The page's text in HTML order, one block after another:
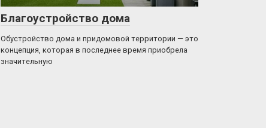
Благоустройство дома
Обустройство дома и придомовой территории — это
концепция, которая в последнее время приобрела
значительную